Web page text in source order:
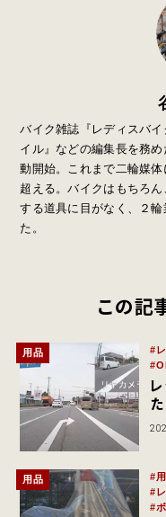
バイク雑誌『レディスバ
イル』などの編集長を務
動開始。これまで二輪媒
超える。バイクはもちろ
する道具に目がなく、２輪
た。
この記
用品
用品